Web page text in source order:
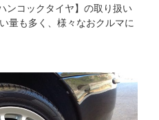
ンコックタイヤ】の取り扱い
量も多く、様々なおクルマに